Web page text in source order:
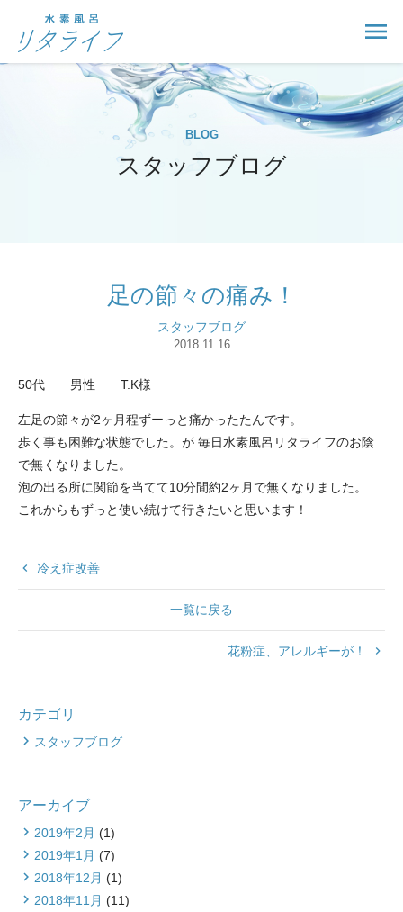
BLOG
スタッフブログ
足の節々の痛み！
スタッフブログ
2018.11.16
50代 男性 T.K様
左足の節々が2ヶ月程ずーっと痛かったたんです。
歩く事も困難な状態でした。が 毎日水素風呂リタライフのお陰
で無くなりました。
泡の出る所に関節を当てて10分間約2ヶ月で無くなりました。
これからもずっと使い続けて行きたいと思います！
keyboard_arrow_left 冷え症改善
一覧に戻る
花粉症、アレルギーが！ keyboard_arrow_right
カテゴリ
スタッフブログ
アーカイブ
2019年2月 (1)
2019年1月 (7)
2018年12月 (1)
2018年11月 (11)